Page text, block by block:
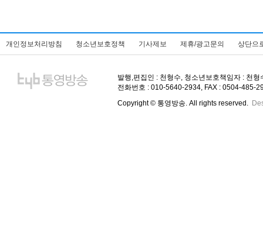
개인정보처리방침 청소년보호정책 기사제보 제휴/광고문의 상단으
발행,편집인 : 천형수, 청소년보호책임자 : 천
전화번호 : 010-5640-2934, FAX : 0504-485-
Copyright © 통영방송. All rights reserved.